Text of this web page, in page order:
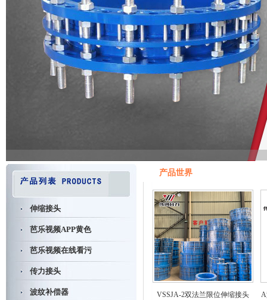
伸缩接头
芭乐视频APP黄色
芭乐视频在线看污
传力接头
波纹补偿器
产品世界
VSSJA-2双法兰限位伸缩接头
A